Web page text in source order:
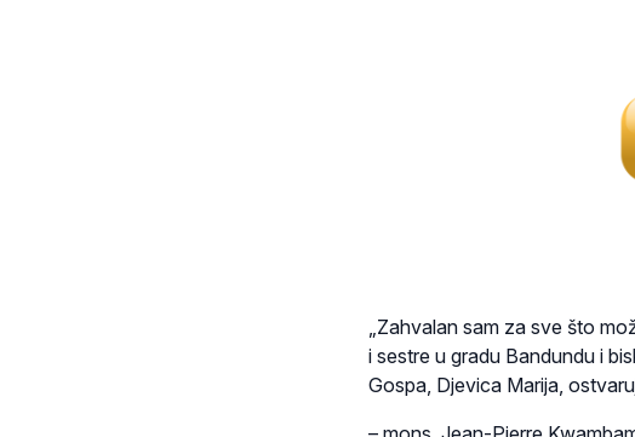
„Zahvalan sam za sve što
i sestre u gradu Bandundu i
Gospa, Djevica Marija,